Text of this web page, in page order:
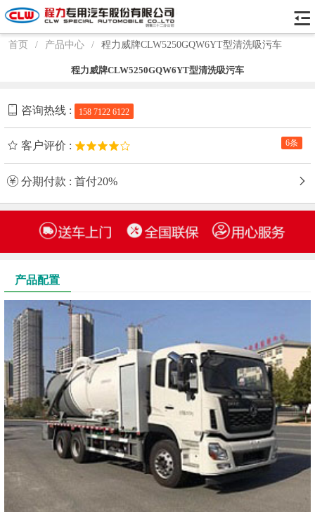
首页 / 产品中心 / 程力威牌CLW5250GQW6YT型清洗吸污车
程力威牌CLW5250GQW6YT型清洗吸污车
咨询热线 : 158 7122 6122
6条
客户评价 :
分期付款 : 首付20%
产品配置